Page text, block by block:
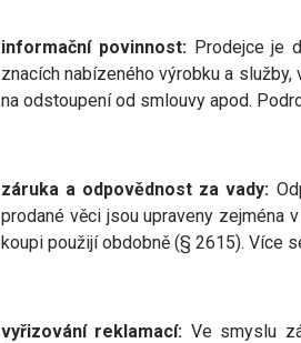
informační povinnost:Prodejce je
znacích nabízeného výrobku a
na odstoupení od smlouvy apod.
záruka a odpovědnost za vady:
prodané věci jsou upraveny zejména
koupi použijí obdobně (§ 2615). Více
vyřizování reklamací: Ve smyslu